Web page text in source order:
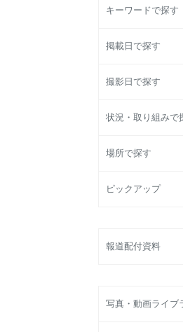
キーワードで探す
掲載日で探す
撮影日で探す
状況・取り組みで
場所で探す
ピックアップ
報道配付資料
写真・動画ライブ